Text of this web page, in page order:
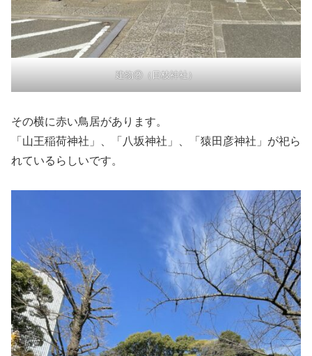
建物②（日枝神社）
その横に赤い鳥居があります。
「山王稲荷神社」、「八坂神社」、「猿田彦神社」が祀ら
れているらしいです。